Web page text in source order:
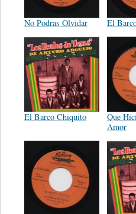
No Podras Olvidar El
El Barco Chiquito
Que
Amor